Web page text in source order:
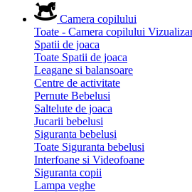
Camera copilului
Toate - Camera copilului
Spatii de joaca
Toate Spatii de joaca
Leagane si balansoare
Centre de activitate
Pernute Bebelusi
Saltelute de joaca
Jucarii bebelusi
Siguranta bebelusi
Toate Siguranta bebelusi
Interfoane si Videofoane
Siguranta copii
Lampa veghe